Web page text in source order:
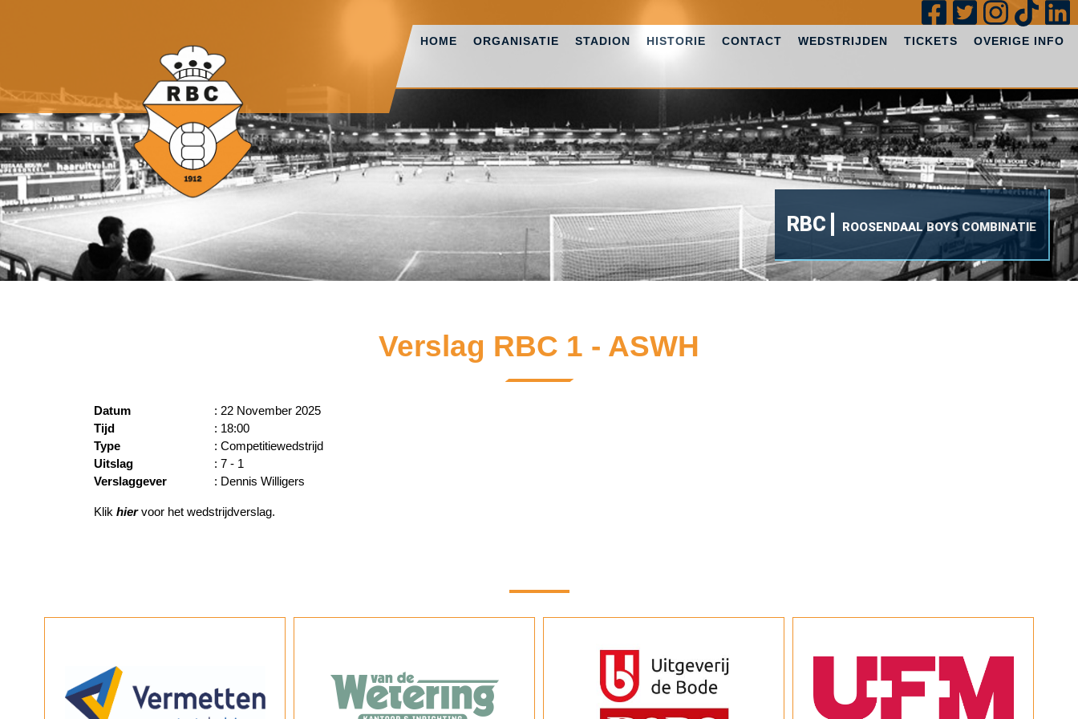
RBC ROOSENDAAL BOYS COMBINATIE
HOME ORGANISATIE STADION HISTORIE CONTACT WEDSTRIJDEN TICKETS OVERIGE INFO
Verslag RBC 1 - ASWH
Datum
: 22 November 2025
Tijd
: 18:00
Type
: Competitiewedstrijd
Uitslag
: 7 - 1
Verslaggever
: Dennis Willigers
Klik hiervoor het wedstrijdverslag.